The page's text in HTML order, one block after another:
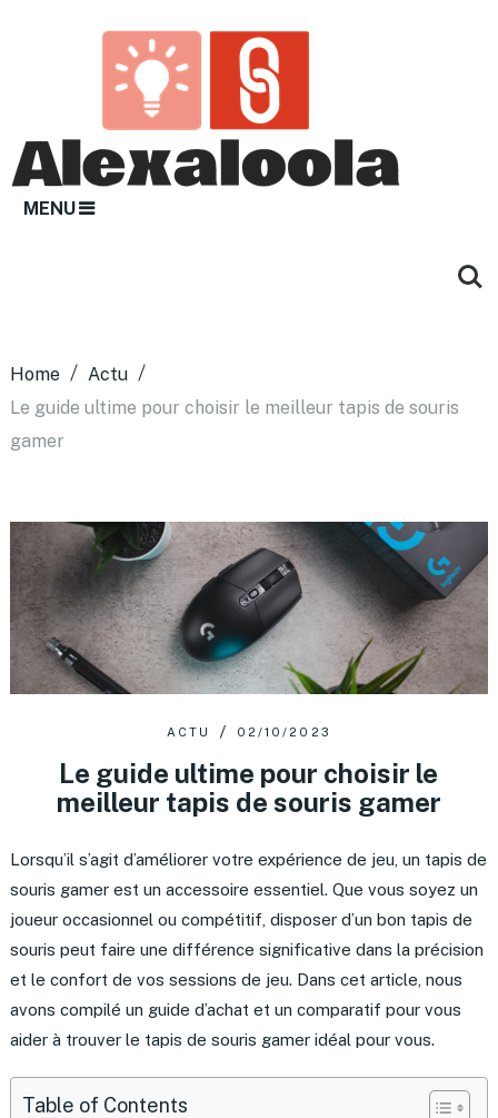
MENU
Home
Actu
Le guide ultime pour choisir le meilleur tapis de souris
gamer
ACTU 02/10/2023
Le guide ultime pour choisir le
meilleur tapis de souris gamer
Lorsqu’il s’agit d’améliorer votre expérience de jeu, un tapis de
souris gamer est un accessoire essentiel. Que vous soyez un
joueur occasionnel ou compétitif, disposer d’un bon tapis de
souris peut faire une différence significative dans la précision
et le confort de vos sessions de jeu. Dans cet article, nous
avons compilé un guide d’achat et un comparatif pour vous
aider à trouver le tapis de souris gamer idéal pour vous.
Table of Contents